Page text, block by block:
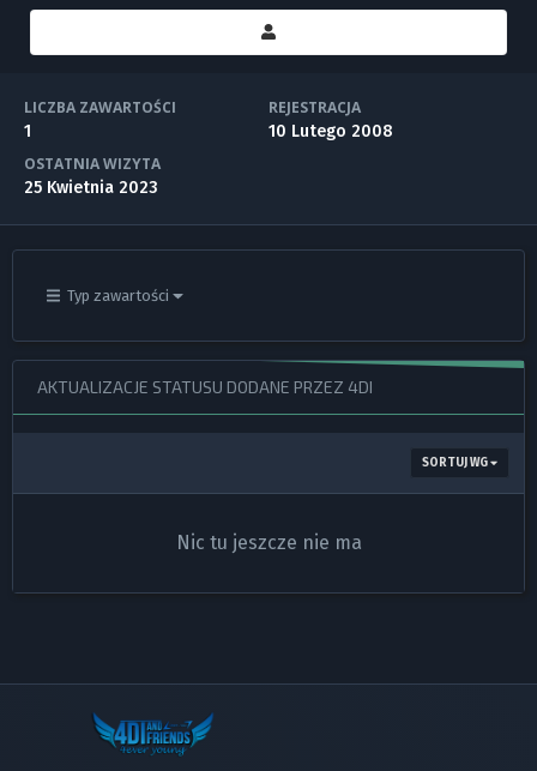
LICZBA ZAWARTOŚCI
1
REJESTRACJA
10 Lutego 2008
OSTATNIA WIZYTA
25 Kwietnia 2023
Typ zawartości
AKTUALIZACJE STATUSU DODANE PRZEZ 4DI
SORTUJ WG
Nic tu jeszcze nie ma